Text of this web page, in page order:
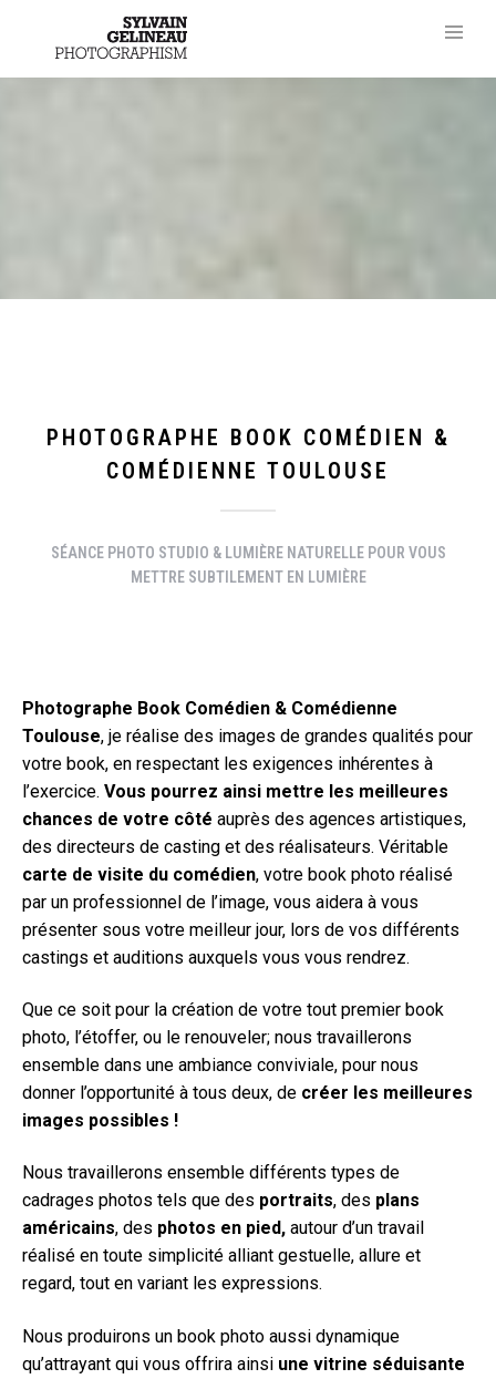
PHOTOGRAPHE BOOK COMÉDIEN &
COMÉDIENNE TOULOUSE
SÉANCE PHOTO STUDIO & LUMIÈRE NATURELLE POUR VOUS
METTRE SUBTILEMENT EN LUMIÈRE
Photographe Book Comédien & Comédienne
Toulouse, je réalise des images de grandes qualités pour
votre book, en respectant les exigences inhérentes à
l’exercice. Vous pourrez ainsi mettre les meilleures
chances de votre côté auprès des agences artistiques,
des directeurs de casting et des réalisateurs. Véritable
carte de visite du comédien, votre book photo réalisé
par un professionnel de l’image, vous aidera à vous
présenter sous votre meilleur jour, lors de vos différents
castings et auditions auxquels vous vous rendrez.
Que ce soit pour la création de votre tout premier book
photo, l’étoffer, ou le renouveler; nous travaillerons
ensemble dans une ambiance conviviale, pour nous
donner l’opportunité à tous deux, de créer les meilleures
images possibles !
Nous travaillerons ensemble différents types de
cadrages photos tels que des portraits, des plans
américains, des photos en pied, autour d’un travail
réalisé en toute simplicité alliant gestuelle, allure et
regard, tout en variant les expressions.
Nous produirons un book photo aussi dynamique
qu’attrayant qui vous offrira ainsi une vitrine séduisante